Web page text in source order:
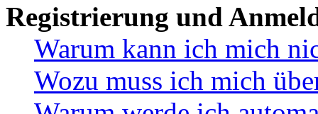
Registrierung und
Warum kann ich mich
Wozu muss ich mich